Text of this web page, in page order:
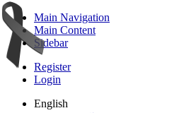
Main Navigation
Main Content
Sidebar
Register
Login
English